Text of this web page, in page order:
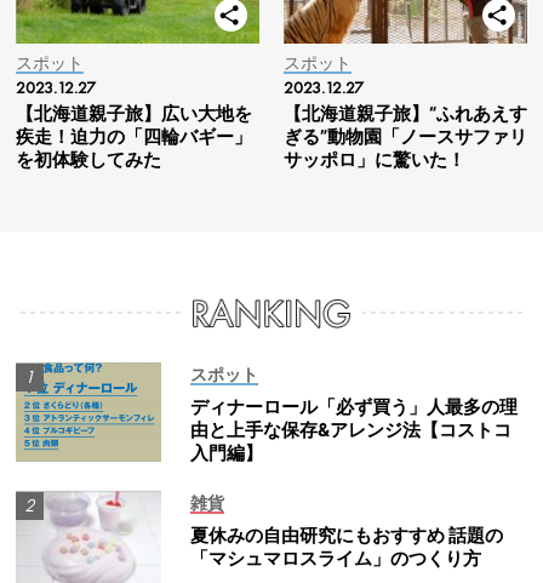
スポット
2023.12.27
【北海道親子旅】広い大地を
疾走！迫力の「四輪バギー」
を初体験してみた
スポット
2023.12.27
【北海道親子旅】“ふれあえす
ぎる”動物園「ノースサファリ
サッポロ」に驚いた！
スポット
ディナーロール「必ず買う」人最多の理
由と上手な保存&アレンジ法【コストコ
入門編】
雑貨
夏休みの自由研究にもおすすめ 話題の
「マシュマロスライム」のつくり方